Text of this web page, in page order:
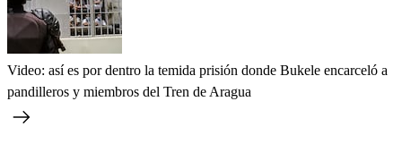
Video: así es por dentro la temida prisión donde Bukele encarceló a
pandilleros y miembros del Tren de Aragua